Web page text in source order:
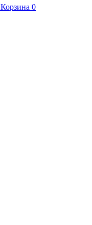
Корзина 0